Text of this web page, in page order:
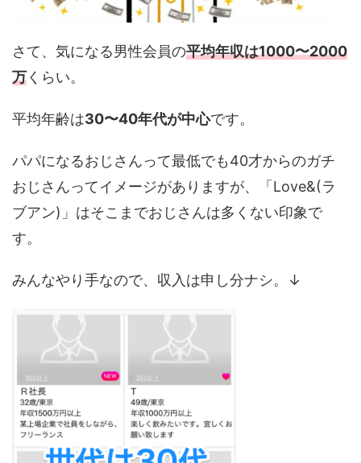
さて、気になる男性会員の平均年収は1000〜2000
万くらい。
平均年齢は30〜40年代が中心です。
パパになるおじさんって最低でも40才からのガチ
おじさんってイメージがありますが、「Love&(ラ
ブアン)」はそこまでおじさんは多くない印象で
す。
みんなやり手なので、収入は申し分ナシ。↓